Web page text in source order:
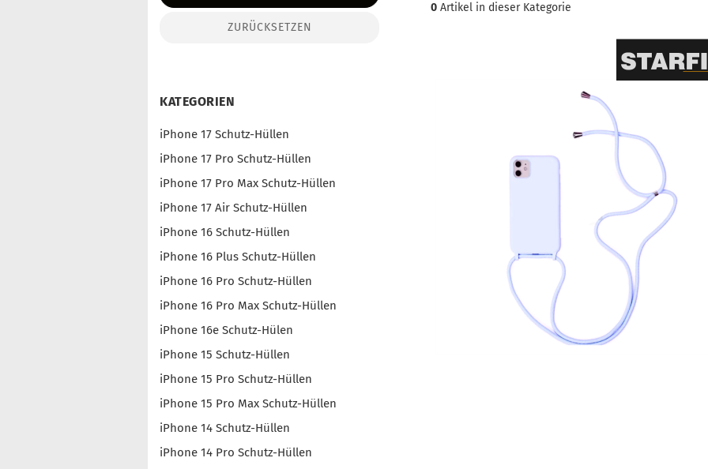
0 Artikel in dieser Kategorie
ZURÜCKSETZEN
KATEGORIEN
iPhone 17 Schutz-Hüllen
iPhone 17 Pro Schutz-Hüllen
iPhone 17 Pro Max Schutz-Hüllen
iPhone 17 Air Schutz-Hüllen
iPhone 16 Schutz-Hüllen
iPhone 16 Plus Schutz-Hüllen
iPhone 16 Pro Schutz-Hüllen
iPhone 16 Pro Max Schutz-Hüllen
iPhone 16e Schutz-Hülen
iPhone 15 Schutz-Hüllen
iPhone 15 Pro Schutz-Hüllen
iPhone 15 Pro Max Schutz-Hüllen
iPhone 14 Schutz-Hüllen
iPhone 14 Pro Schutz-Hüllen